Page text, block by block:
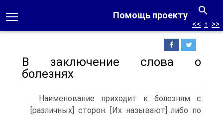
Помощь проекту
<< ↑ >>
В заключение слова о
болезнях
Наименование приходит к болезням с
[различных] сторон. [Их называют] либо по